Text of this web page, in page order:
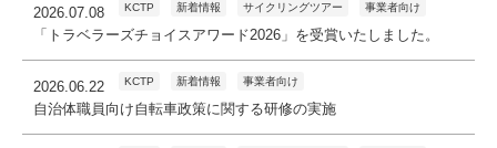
2026.07.08 KCTP 新着情報 サイクリングツアー 事業者向け
「トラベラーズチョイスアワード2026」を受賞いたしました。
2026.06.22 KCTP 新着情報 事業者向け
自治体職員向け自転車政策に関する研修の実施